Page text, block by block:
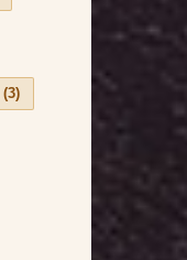
(3)